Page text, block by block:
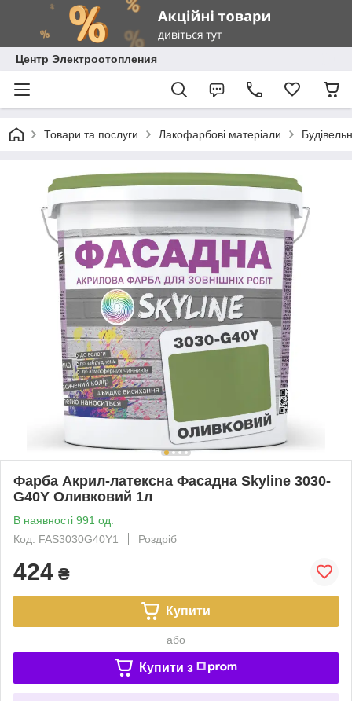
Центр Электроотопления
Товари та послуги Лакофарбові матеріали
Фарба Акрил-латексна Фасадна Skyline 3030-
G40Y Оливковий 1л
В наявності 991 од.
Код: FAS3030G40Y1
Роздріб
424 ₴
Купити
або
Купити з